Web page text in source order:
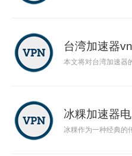
台湾加速器
本文将对台湾加速器
冰粿加速器
冰粿作为一种经典的